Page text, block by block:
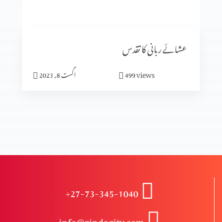
عشاء ربانی
الفا اور اومیگا
راستباز ہونے کے لیے ہوش میں آؤ
عشائے ربانی کا تقدس
اگست 8, 2023 499views
+27-73-345-1040